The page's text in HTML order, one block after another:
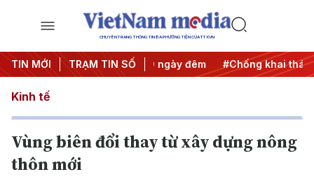
CHUYÊN TRANG THÔNG TIN ĐA PHƯƠNG TIỆN CỦA TTXVN
TIN MỚI TRẠM TIN SỐ
#Chiến dịch 500 ngày đêm #Chống khai thác IUU
Kinh tế
Vùng biên đổi thay từ xây dựng nông
thôn mới